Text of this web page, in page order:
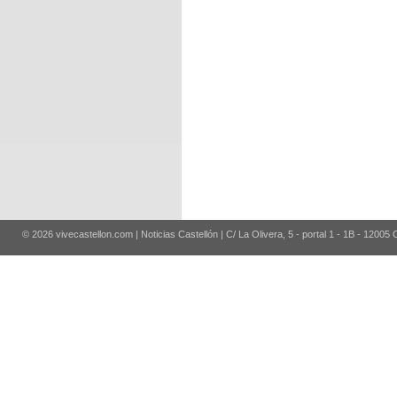
© 2026 vivecastellon.com | Noticias Castellón | C/ La Olivera, 5 - portal 1 - 1B - 12005